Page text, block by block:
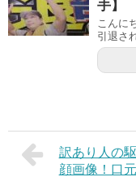
手】
こんに
引退さ
訳あり人の
顔画像！口